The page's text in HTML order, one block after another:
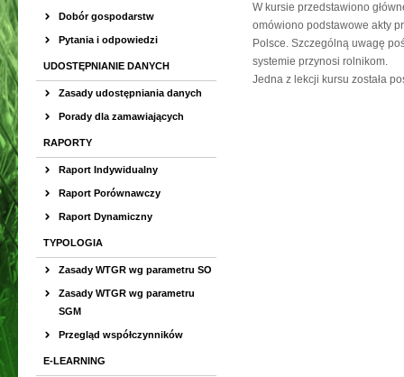
Dobór gospodarstw
Pytania i odpowiedzi
UDOSTĘPNIANIE DANYCH
Zasady udostępniania danych
Porady dla zamawiających
RAPORTY
Raport Indywidualny
Raport Porównawczy
Raport Dynamiczny
TYPOLOGIA
Zasady WTGR wg parametru SO
Zasady WTGR wg parametru
SGM
Przegląd współczynników
E-LEARNING
W kursie przedstawiono
omówiono podstawowe akty
Polsce. Szczególną uwagę
systemie przynosi rolnikom.
Jedna z lekcji kursu została